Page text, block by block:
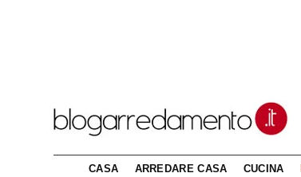
CASA ARREDARE CASA CUCINA